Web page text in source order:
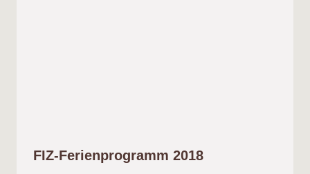
FIZ-Ferienprogramm 2018